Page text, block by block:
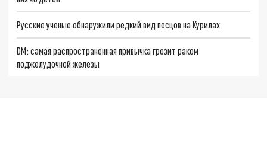
Русские ученые обнаружили редкий вид песцов на Курилах
DM: самая распространенная привычка грозит раком
поджелудочной железы